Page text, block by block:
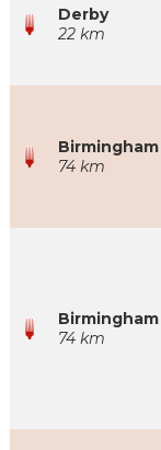
Derby
22 km
Birmingham
74 km
Birmingham
74 km